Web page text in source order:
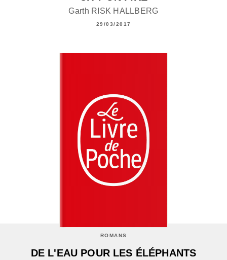
Garth RISK HALLBERG
29/03/2017
ROMANS
DE L'EAU POUR LES ÉLÉPHANTS